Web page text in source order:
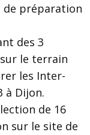
de préparation
des 3
le terrain
les Inter-
à Dijon.
de 16
sur le site de